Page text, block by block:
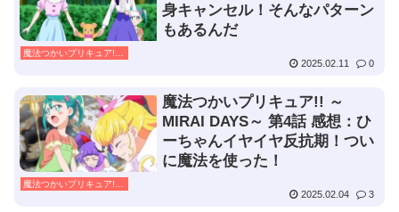
身キャンセル！そんなパターン
もあるんだ
2025.02.11 0
魔法つかいプリキュア!! ～
MIRAI DAYS～ 第4話 感想：ひ
ーちゃんイヤイヤ反抗期！つい
に魔法を使った！
2025.02.04 3